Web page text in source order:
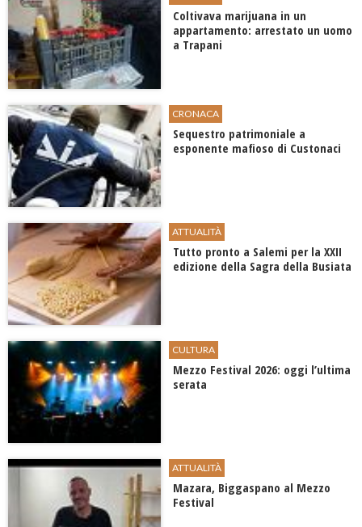
Coltivava marijuana in un
appartamento: arrestato un uomo
a Trapani
CRONACA
Sequestro patrimoniale a
esponente mafioso di Custonaci
ATTUALITÀ
Tutto pronto a Salemi per la XXII
edizione della Sagra della Busiata
CULTURA
Mezzo Festival 2026: oggi l’ultima
serata
ATTUALITÀ
Mazara, Biggaspano al Mezzo
Festival